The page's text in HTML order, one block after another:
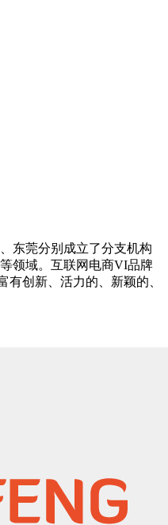
东莞分别成立了分支机构
领域。互联网电商VI品牌
创新、活力的、新颖的、